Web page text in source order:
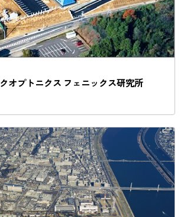
オプトニクス フェニックス研究所